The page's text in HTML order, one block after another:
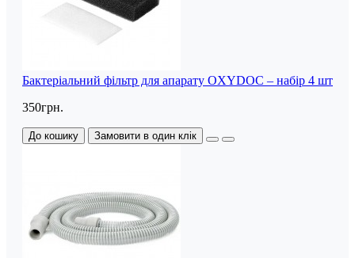
Бактеріальний фільтр для апарату OXYDOC – набір 4 шт
350грн.
До кошику Замовити в один клік